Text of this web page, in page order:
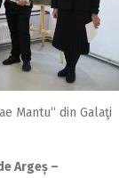
Mantu“ din Galaţi
Argeș –